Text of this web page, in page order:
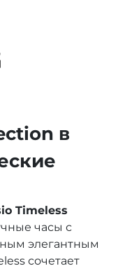
в
Timeless
часы с
элегантным
сочетает